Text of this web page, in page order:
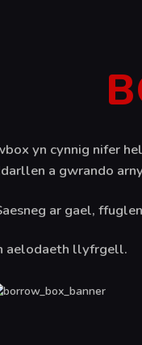
yn cynnig nifer
a gwrando
ar gael,
aelodaeth llyfrgell.